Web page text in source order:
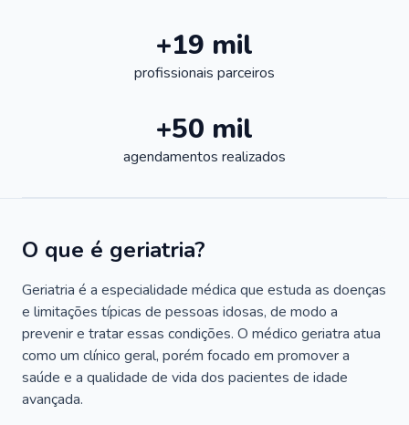
+19 mil
profissionais parceiros
+50 mil
agendamentos realizados
O que é geriatria?
Geriatria é a especialidade médica que estuda as doenças
e limitações típicas de pessoas idosas, de modo a
prevenir e tratar essas condições. O médico geriatra atua
como um clínico geral, porém focado em promover a
saúde e a qualidade de vida dos pacientes de idade
avançada.